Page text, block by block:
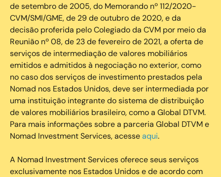
de setembro de 2005, do Memorando nº 112/2020-
CVM/SMI/GME, de 29 de outubro de 2020, e da
decisão proferida pelo Colegiado da CVM por meio da
Reunião nº 08, de 23 de fevereiro de 2021, a oferta de
serviços de intermediação de valores mobiliários
emitidos e admitidos à negociação no exterior, como
no caso dos serviços de investimento prestados pela
Nomad nos Estados Unidos, deve ser intermediada por
uma instituição integrante do sistema de distribuição
de valores mobiliários brasileiro, como a Global DTVM.
Para mais informações sobre a parceria Global DTVM e
Nomad Investment Services, acesseaqui.
A Nomad Investment Services oferece seus serviços
exclusivamente nos Estados Unidos e de acordo com